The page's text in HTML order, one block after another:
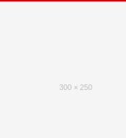
300 × 250